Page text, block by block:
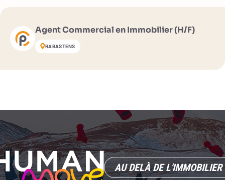
Agent Commercial en Immobilier (H/F)
RABASTENS
AU DELÀ DE L'IMMOBILIER